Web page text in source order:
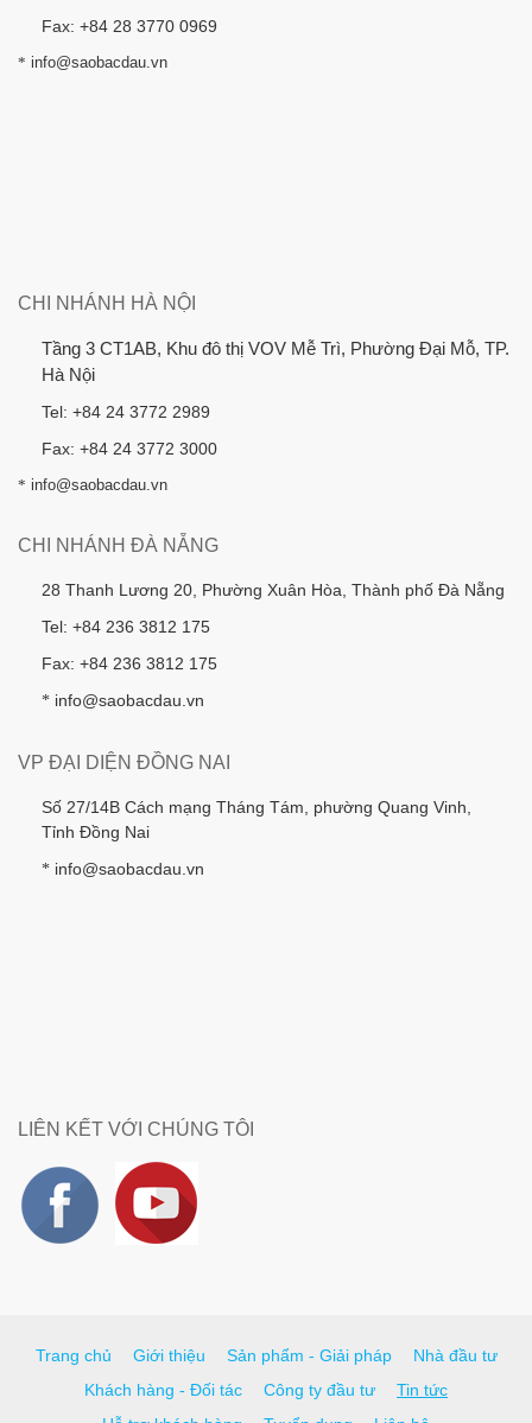
Fax: +84 28 3770 0969
* info@saobacdau.vn
CHI NHÁNH HÀ NỘI
Tầng 3 CT1AB, Khu đô thị VOV Mễ Trì, Phường Đại Mỗ, TP.
Hà Nội
Tel: +84 24 3772 2989
Fax: +84 24 3772 3000
* info@saobacdau.vn
CHI NHÁNH ĐÀ NẴNG
28 Thanh Lương 20, Phường Xuân Hòa, Thành phố Đà Nẵng
Tel: +84 236 3812 175
Fax: +84 236 3812 175
* info@saobacdau.vn
VP ĐẠI DIỆN ĐỒNG NAI
Số 27/14B Cách mạng Tháng Tám, phường Quang Vinh,
Tỉnh Đồng Nai
* info@saobacdau.vn
LIÊN KẾT VỚI CHÚNG TÔI
Trang chủ Giới thiệu Sản phẩm - Giải pháp
Nhà đầu tư
Khách hàng - Đối tác
Công ty đầu tư
Tin tức